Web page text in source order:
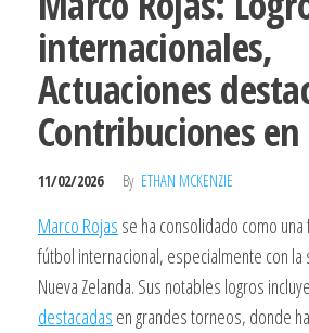
internacionales,
Actuaciones
Contribuciones
11/02/2026 By ETHAN MCKENZIE
Marco Rojas se ha consolidado como una
fútbol internacional, especialmente con la
Nueva Zelanda. Sus notables logros
destacadas en grandes torneos, donde